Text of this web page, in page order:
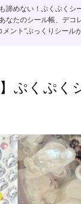
諦めない！ぷくぷくシ
なたのシール帳、デコ
ント”ぷっくりシール
ぷくぷ